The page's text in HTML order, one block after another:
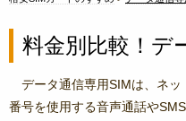
料金別比較！デ
データ通信専用SIMは、ネ
番号を使用する音声通話や